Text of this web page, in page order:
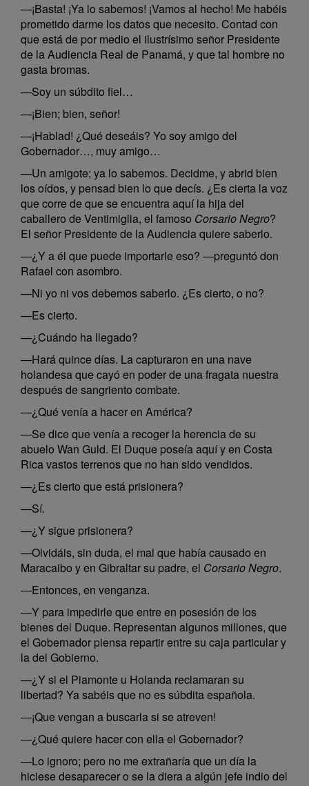
—¡Basta! ¡Ya lo sabemos! ¡Vamos al hecho! Me habéis
prometido darme los datos que necesito. Contad con
que está de por medio el ilustrísimo señor Presidente
de la Audiencia Real de Panamá, y que tal hombre no
gasta bromas.
—Soy un súbdito fiel…
—¡Bien; bien, señor!
—¡Hablad! ¿Qué deseáis? Yo soy amigo del
Gobernador…, muy amigo…
—Un amigote; ya lo sabemos. Decidme, y abrid bien
los oídos, y pensad bien lo que decís. ¿Es cierta la voz
que corre de que se encuentra aquí la hija del
caballero de Ventimiglia, el famoso Corsario Negro?
El señor Presidente de la Audiencia quiere saberlo.
—¿Y a él que puede importarle eso? —preguntó don
Rafael con asombro.
—Ni yo ni vos debemos saberlo. ¿Es cierto, o no?
—Es cierto.
—¿Cuándo ha llegado?
—Hará quince días. La capturaron en una nave
holandesa que cayó en poder de una fragata nuestra
después de sangriento combate.
—¿Qué venía a hacer en América?
—Se dice que venía a recoger la herencia de su
abuelo Wan Guld. El Duque poseía aquí y en Costa
Rica vastos terrenos que no han sido vendidos.
—¿Es cierto que está prisionera?
—Sí.
—¿Y sigue prisionera?
—Olvidáis, sin duda, el mal que había causado en
Maracaibo y en Gibraltar su padre, el Corsario Negro.
—Entonces, en venganza.
—Y para impedirle que entre en posesión de los
bienes del Duque. Representan algunos millones, que
el Gobernador piensa repartir entre su caja particular y
la del Gobierno.
—¿Y si el Piamonte u Holanda reclamaran su
libertad? Ya sabéis que no es súbdita española.
—¡Que vengan a buscarla si se atreven!
—¿Qué quiere hacer con ella el Gobernador?
—Lo ignoro; pero no me extrañaría que un día la
hiciese desaparecer o se la diera a algún jefe indio del